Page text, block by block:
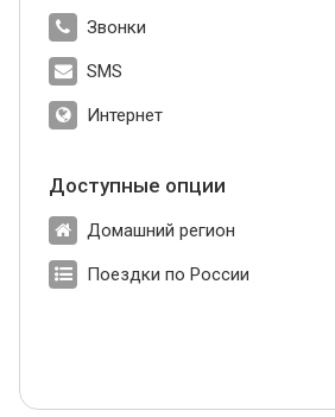
Звонки
SMS
Интернет
Доступные опции
Домашний регион
Поездки по России